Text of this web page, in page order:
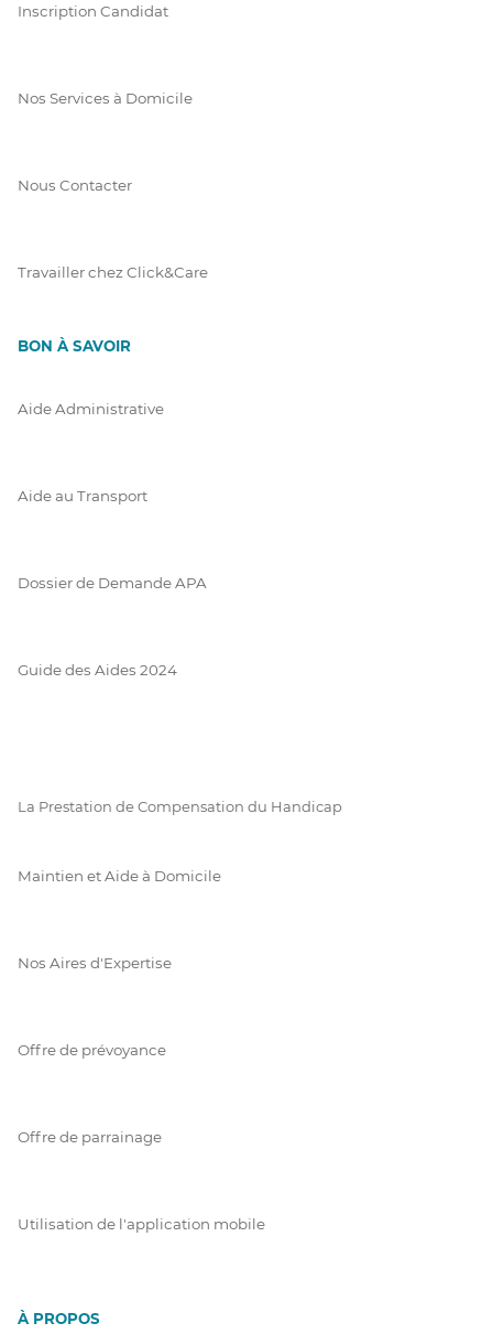
Inscription Candidat
Nos Services à Domicile
Nous Contacter
Travailler chez Click&Care
BON À SAVOIR
Aide Administrative
Aide au Transport
Dossier de Demande APA
Guide des Aides 2024
La Prestation de Compensation du Handicap
Maintien et Aide à Domicile
Nos Aires d'Expertise
Offre de prévoyance
Offre de parrainage
Utilisation de l'application mobile
À PROPOS